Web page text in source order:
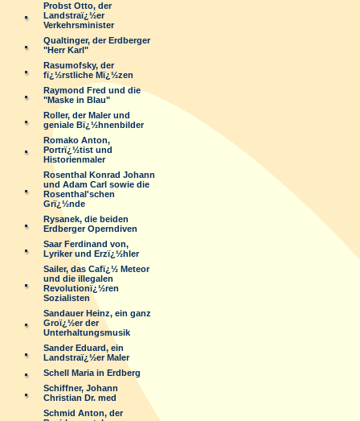
Probst Otto, der
Landstraï¿½er
Verkehrsminister
Qualtinger, der Erdberger
"Herr Karl"
Rasumofsky, der
fï¿½rstliche Mï¿½zen
Raymond Fred und die
"Maske in Blau"
Roller, der Maler und
geniale Bï¿½hnenbilder
Romako Anton,
Portrï¿½tist und
Historienmaler
Rosenthal Konrad Johann
und Adam Carl sowie die
Rosenthal'schen
Grï¿½nde
Rysanek, die beiden
Erdberger Operndiven
Saar Ferdinand von,
Lyriker und Erzï¿½hler
Sailer, das Cafï¿½ Meteor
und die illegalen
Revolutionï¿½ren
Sozialisten
Sandauer Heinz, ein ganz
Groï¿½er der
Unterhaltungsmusik
Sander Eduard, ein
Landstraï¿½er Maler
Schell Maria in Erdberg
Schiffner, Johann
Christian Dr. med
Schmid Anton, der